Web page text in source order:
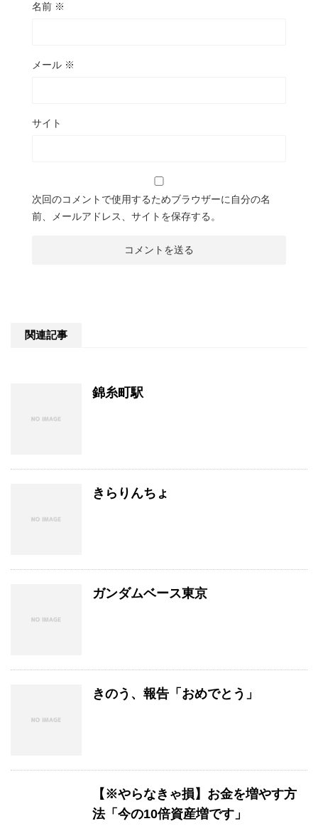
名前 ※
メール ※
サイト
次回のコメントで使用するためブラウザーに自分の名
前、メールアドレス、サイトを保存する。
関連記事
錦糸町駅
きらりんちょ
ガンダムベース東京
きのう、報告「おめでとう」
【※やらなきゃ損】お金を増やす方
法「今の10倍資産増です」